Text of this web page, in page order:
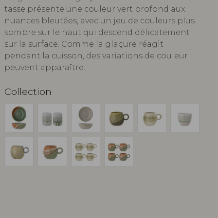
tasse présente une couleur vert profond aux
nuances bleutées, avec un jeu de couleurs plus
sombre sur le haut qui descend délicatement
sur la surface. Comme la glaçure réagit
pendant la cuisson, des variations de couleur
peuvent apparaître.
Collection